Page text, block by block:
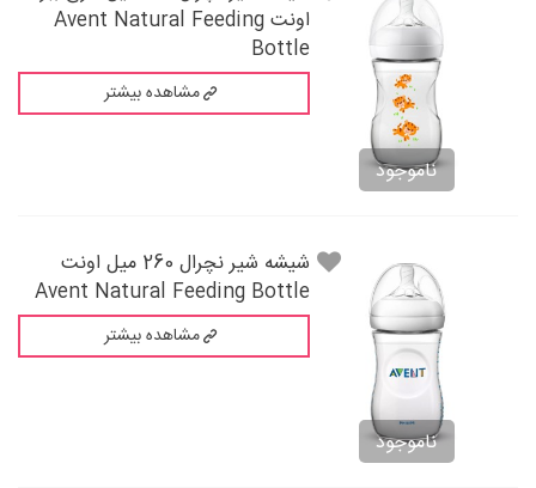
ناموجود
اونت Avent Natural Feeding
Bottle
مشاهده بیشتر
ناموجود
شيشه شير نچرال 260 میل اونت
Avent Natural Feeding Bottle
مشاهده بیشتر